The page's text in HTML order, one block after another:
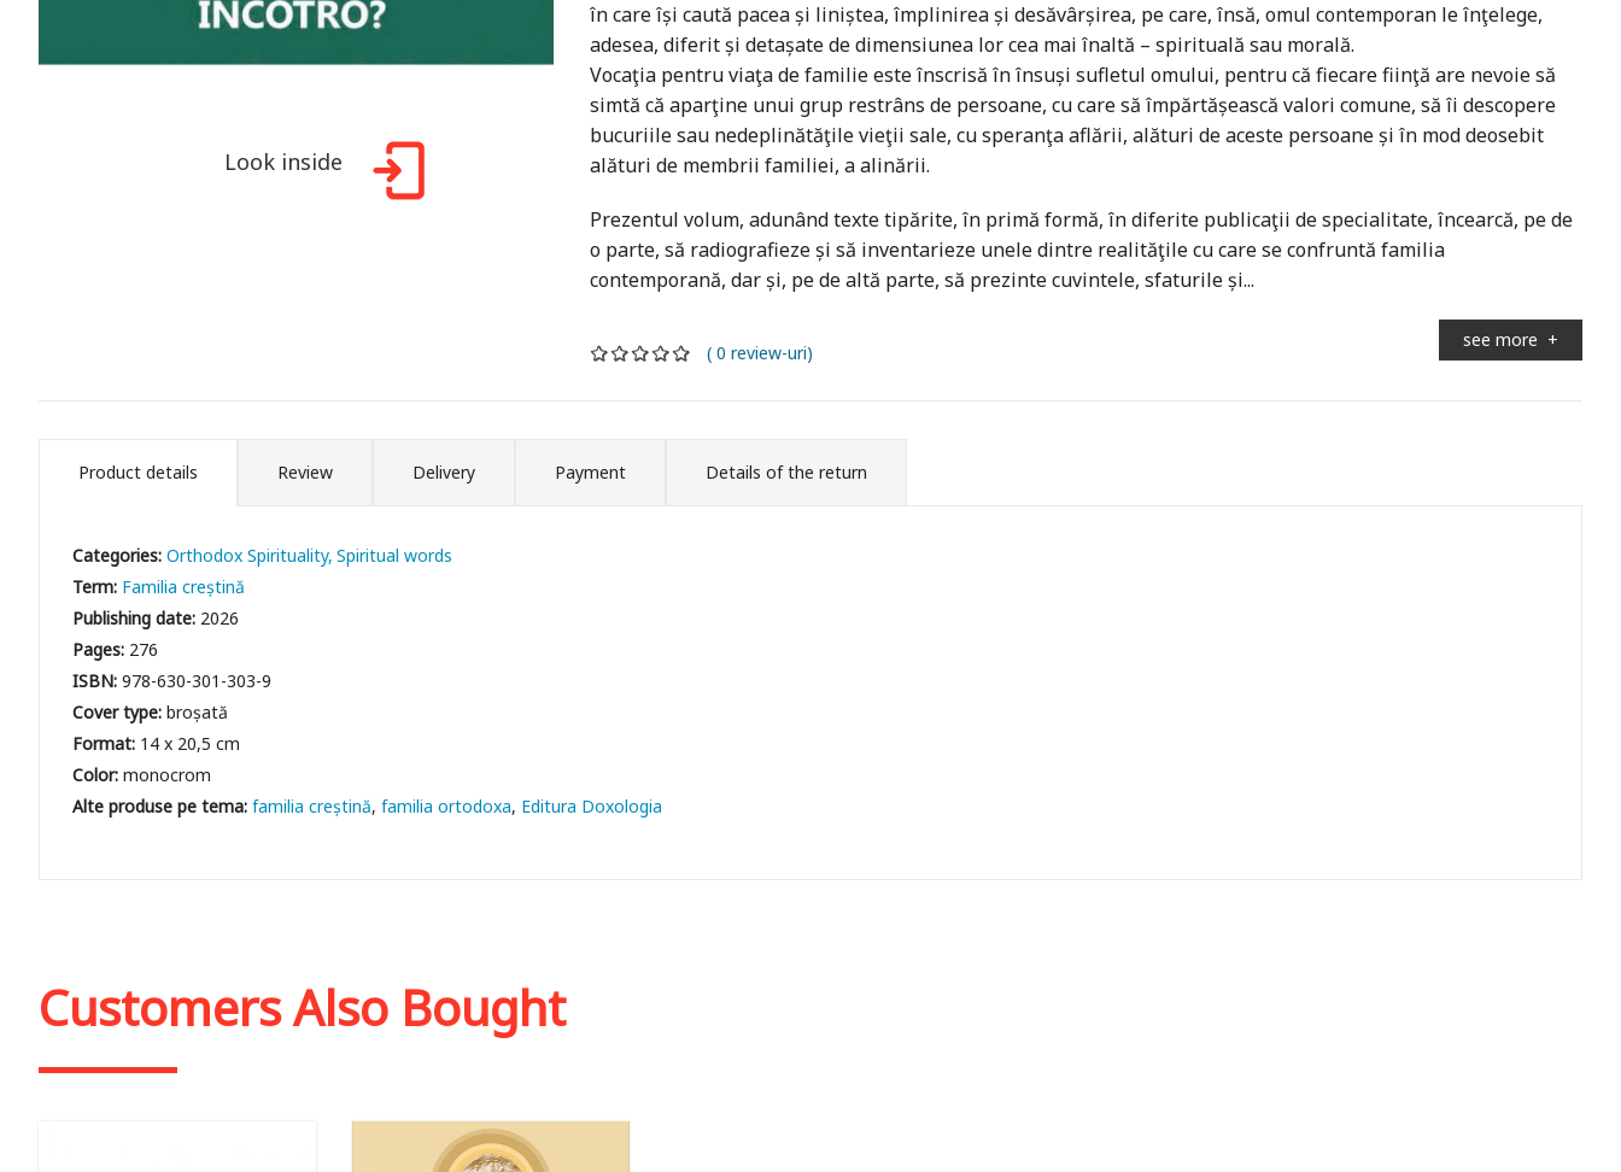
Look inside
în care își caută pacea și liniștea, împlinirea și desăvârșirea, pe care, însă, omul contemporan le înţelege,
adesea, diferit și detașate de dimensiunea lor cea mai înaltă – spirituală sau morală.
Vocaţia pentru viaţa de familie este înscrisă în însuși sufletul omului, pentru că fiecare fiinţă are nevoie să
simtă că aparţine unui grup restrâns de persoane, cu care să împărtășească valori comune, să îi descopere
bucuriile sau nedeplinătăţile vieţii sale, cu speranţa aflării, alături de aceste persoane și în mod deosebit
alături de membrii familiei, a alinării.
Prezentul volum, adunând texte tipărite, în primă formă, în diferite publicaţii de specialitate, încearcă, pe de
o parte, să radiografieze și să inventarieze unele dintre realităţile cu care se confruntă familia
contemporană, dar și, pe de altă parte, să prezinte cuvintele, sfaturile și...
see more +
( 0 review-uri)
Product details Review Delivery Payment Details of the return
Categories:Orthodox Spirituality Spiritual words
Term: Familia creștină
Publishing date: 2026
Pages: 276
ISBN:978-630-301-303-9
Cover type:broșată
Format: 14 x 20,5 cm
Color:monocrom
familia creștină familia ortodoxa Editura Doxologia
Customers Also Bought